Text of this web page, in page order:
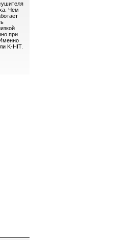
Чем
при
K-HIT.